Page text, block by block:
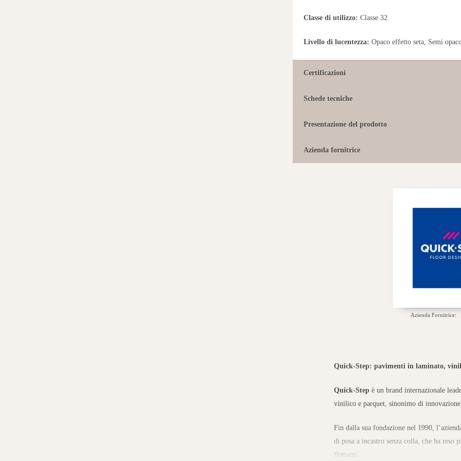
Classe di utilizzo: Classe 32
Livello di lucentezza: Opaco effetto seta, Semi
Certificazioni
Schede tecniche
Presentazione del prodotto
Azienda fornitrice
Azienda Fornitrice:
Quick-Step: pavimenti in laminato,
Quick-Stepè un brand internazionale
vinilico e parquet, sinonimo di
Fin dalla sua fondazione nel 1990,
di posa a incastro senza colla, che ha reso
flottanti.